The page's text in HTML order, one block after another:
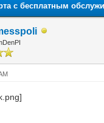
с бесплатным